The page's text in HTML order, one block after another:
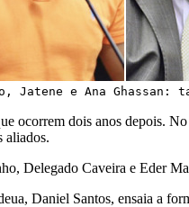
Jatene e Ana Ghassan:
ocorrem dois anos depois.
aliados.
Delegado Caveira e Eder
Daniel Santos, ensaia a